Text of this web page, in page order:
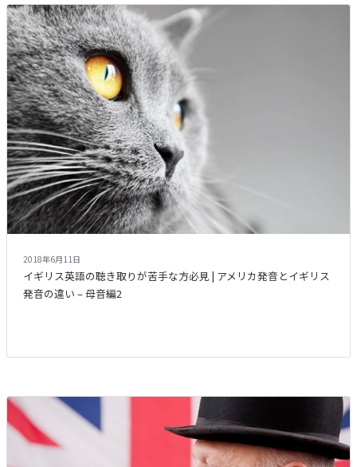
2018年6月11日
イギリス英語の聴き取りが苦手な方必見 | アメリカ発音とイギリス
発音の違い – 母音編2